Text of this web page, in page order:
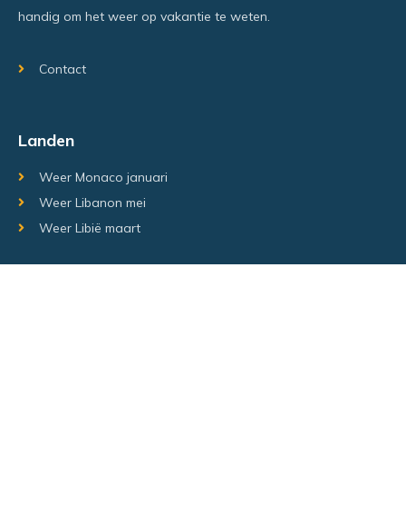
handig om het weer op vakantie te weten.
Contact
Landen
Weer Monaco januari
Weer Libanon mei
Weer Libië maart